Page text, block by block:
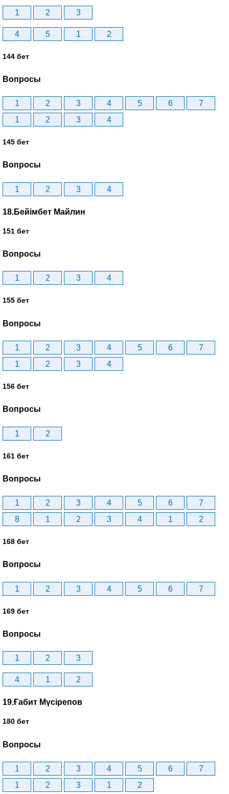
1 2 3
4 5 1 2
144 бет
Вопросы
1 2 3 4 5 6
7
1
2 3 4
145 бет
Вопросы
1 2 3 4
18.Бейімбет Майлин
151 бет
Вопросы
1 2 3 4
155 бет
Вопросы
1 2 3 4 5 6
7
1
2 3 4
156 бет
Вопросы
1 2
161 бет
Вопросы
1 2 3 4 5 6
7
8
1 2 3 4 1 2
168 бет
Вопросы
1 2 3 4 5 6 7
169 бет
Вопросы
1 2 3
4 1 2
19.Ғабит Мүсірепов
180 бет
Вопросы
1 2 3 4 5 6
7
1
2 3 1 2